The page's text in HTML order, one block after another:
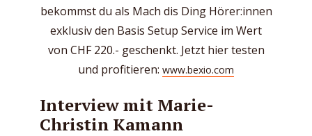
bekommst du als Mach dis Ding Hörer:innen
exklusiv den Basis Setup Service im Wert
von CHF 220.- geschenkt. Jetzt hier testen
und profitieren: www.bexio.com
Interview mit Marie-
Christin Kamann